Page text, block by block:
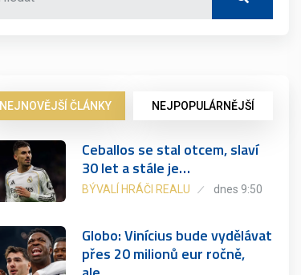
NEJNOVĚJŠÍ ČLÁNKY NEJPOPULÁRNĚJŠÍ
Ceballos se stal otcem, slaví
30 let a stále je…
BÝVALÍ HRÁČI REALU dnes 9:50
Globo: Vinícius bude vydělávat
přes 20 milionů eur ročně,